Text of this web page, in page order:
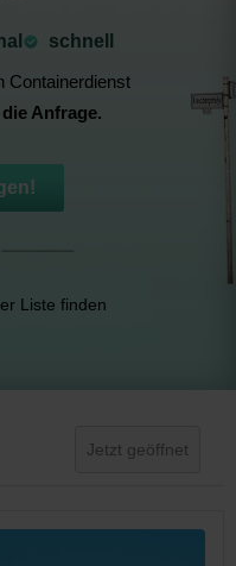
schnell
Containerdienst
Anfrage.
Liste finden
Jetzt geöffnet